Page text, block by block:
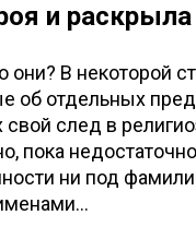
и
В некоторой
об отдельных
след в
пока
ни под